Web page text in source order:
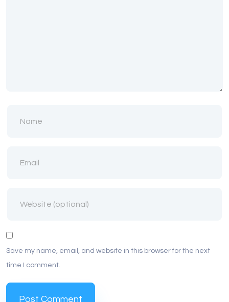
Save my name, email, and website in this browser for the next
time I comment.